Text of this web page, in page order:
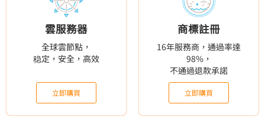
fixweixiu.com
197HKD
購買
gxbydsk.com
197HKD
購買
> >
雲服務器
全球雲節點，
稳定，安全，高效
立即購買
商標註冊
16年服務商，通過率達
98%，
不通過退款承諾
立即購買